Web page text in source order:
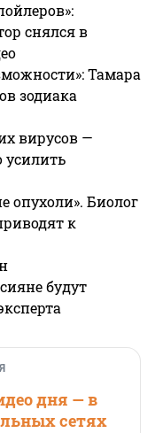
снялся в
Тамара
зодиака
вирусов —
усилить
опухоли». Биолог
к
будут
дня — в
сетях